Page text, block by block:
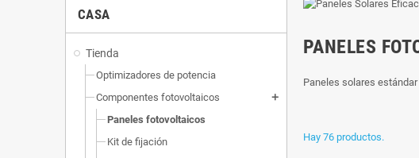
CASA
Tienda
Optimizadores de potencia
Componentes fotovoltaicos
add
Paneles fotovoltaicos
Kit de fijación
PANELES
Paneles solares
Hay 76 productos.